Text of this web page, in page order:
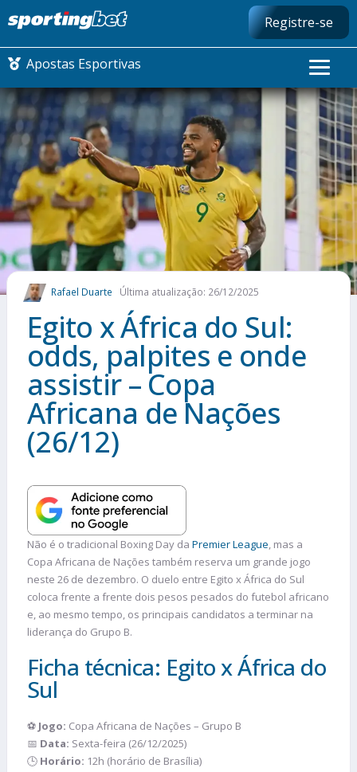
Registre-se
Apostas Esportivas
CONMEBOL LIBERTADORES
FUTEBOL NACIONAL
FUTEBOL INTERNACIONAL
COMO APOSTAR
MAIS ESPORTES
Rafael Duarte Última atualização: 26/12/2025
Egito x África do Sul:
odds, palpites e onde
assistir – Copa
Africana de Nações
(26/12)
Não é o tradicional Boxing Day da Premier League, mas a
Copa Africana de Nações também reserva um grande jogo
neste 26 de dezembro. O duelo entre Egito x África do Sul
coloca frente a frente dois pesos pesados do futebol africano
e, ao mesmo tempo, os principais candidatos a terminar na
liderança do Grupo B.
Ficha técnica: Egito x África do
Sul
⚽ Jogo: Copa Africana de Nações – Grupo B
📅 Data: Sexta-feira (26/12/2025)
🕒 Horário: 12h (horário de Brasília)